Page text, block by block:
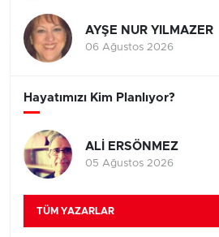
AYŞE NUR YILMAZER
06 Ağustos 2026
Hayatımızı Kim Planlıyor?
ALİ ERSÖNMEZ
05 Ağustos 2026
TÜM YAZARLAR